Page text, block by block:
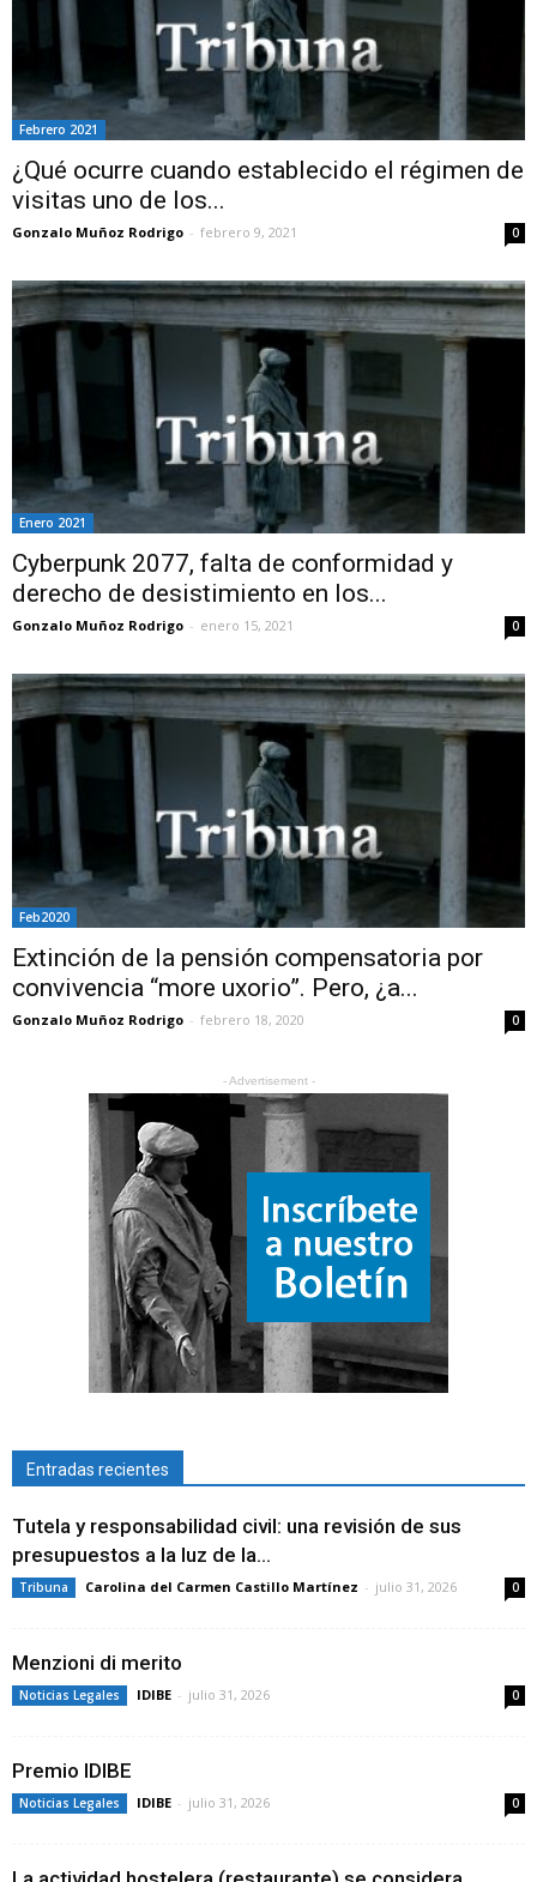
Febrero 2021
¿Qué ocurre cuando establecido el régimen de
visitas uno de los...
Gonzalo Muñoz Rodrigo - febrero 9, 2021 0
Enero 2021
Cyberpunk 2077, falta de conformidad y
derecho de desistimiento en los...
Gonzalo Muñoz Rodrigo - enero 15, 2021 0
Feb2020
Extinción de la pensión compensatoria por
convivencia “more uxorio”. Pero, ¿a...
Gonzalo Muñoz Rodrigo - febrero 18, 2020 0
- Advertisement -
Entradas recientes
Tutela y responsabilidad civil: una revisión de sus
presupuestos a la luz de la...
Tribuna Carolina del Carmen Castillo Martínez - julio 31, 2026 0
Menzioni di merito
Noticias Legales IDIBE - julio 31, 2026 0
Premio IDIBE
Noticias Legales IDIBE - julio 31, 2026 0